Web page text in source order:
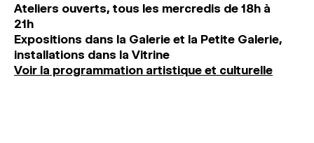
Ateliers ouverts, tous les mercredis de 18h à
21h
Expositions dans la Galerie et la Petite Galerie,
installations dans la Vitrine
Voir la programmation artistique et culturelle